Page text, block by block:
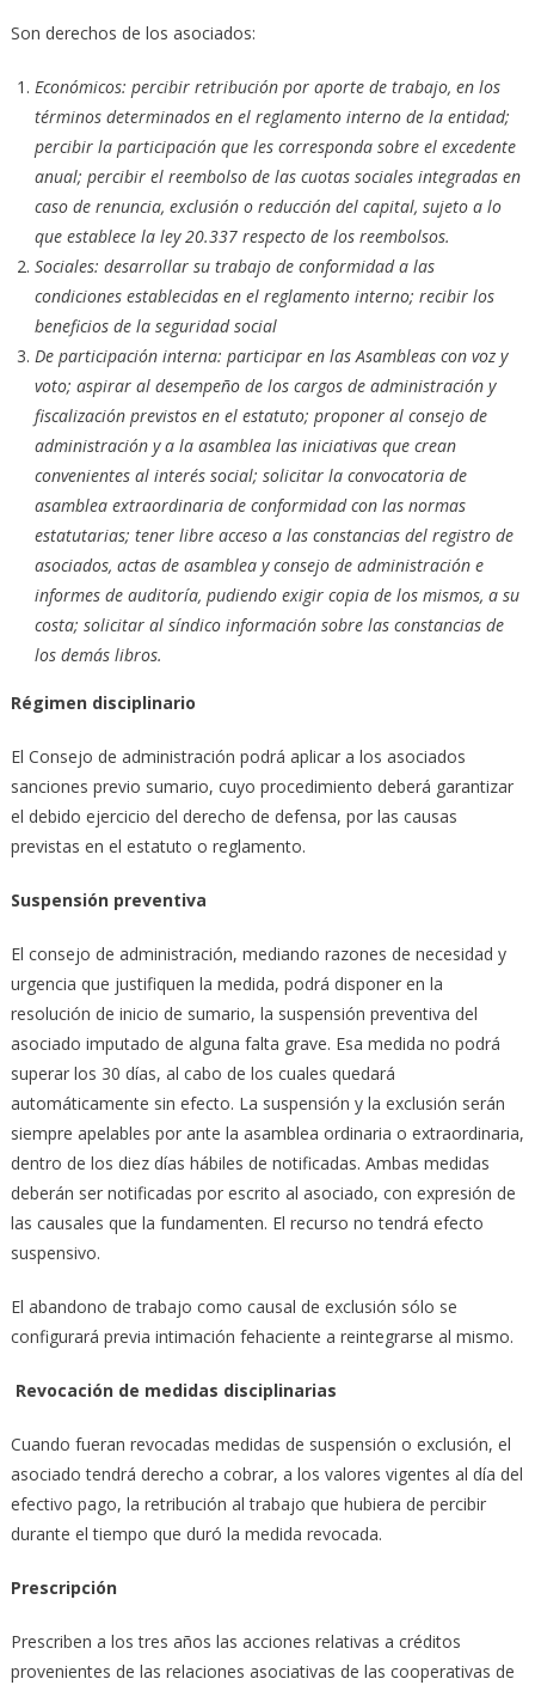
Son derechos de los asociados:
Económicos: percibir retribución por aporte de trabajo, en los
términos determinados en el reglamento interno de la entidad;
percibir la participación que les corresponda sobre el excedente
anual; percibir el reembolso de las cuotas sociales integradas en
caso de renuncia, exclusión o reducción del capital, sujeto a lo
que establece la ley 20.337 respecto de los reembolsos.
Sociales: desarrollar su trabajo de conformidad a las
condiciones establecidas en el reglamento interno; recibir los
beneficios de la seguridad social
De participación interna: participar en las Asambleas con voz y
voto; aspirar al desempeño de los cargos de administración y
fiscalización previstos en el estatuto; proponer al consejo de
administración y a la asamblea las iniciativas que crean
convenientes al interés social; solicitar la convocatoria de
asamblea extraordinaria de conformidad con las normas
estatutarias; tener libre acceso a las constancias del registro de
asociados, actas de asamblea y consejo de administración e
informes de auditoría, pudiendo exigir copia de los mismos, a su
costa; solicitar al síndico información sobre las constancias de
los demás libros.
Régimen disciplinario
El Consejo de administración podrá aplicar a los asociados
sanciones previo sumario, cuyo procedimiento deberá garantizar
el debido ejercicio del derecho de defensa, por las causas
previstas en el estatuto o reglamento.
Suspensión preventiva
El consejo de administración, mediando razones de necesidad y
urgencia que justifiquen la medida, podrá disponer en la
resolución de inicio de sumario, la suspensión preventiva del
asociado imputado de alguna falta grave. Esa medida no podrá
superar los 30 días, al cabo de los cuales quedará
automáticamente sin efecto. La suspensión y la exclusión serán
siempre apelables por ante la asamblea ordinaria o extraordinaria,
dentro de los diez días hábiles de notificadas. Ambas medidas
deberán ser notificadas por escrito al asociado, con expresión de
las causales que la fundamenten. El recurso no tendrá efecto
suspensivo.
El abandono de trabajo como causal de exclusión sólo se
configurará previa intimación fehaciente a reintegrarse al mismo.
Revocación de medidas disciplinarias
Cuando fueran revocadas medidas de suspensión o exclusión, el
asociado tendrá derecho a cobrar, a los valores vigentes al día del
efectivo pago, la retribución al trabajo que hubiera de percibir
durante el tiempo que duró la medida revocada.
Prescripción
Prescriben a los tres años las acciones relativas a créditos
provenientes de las relaciones asociativas de las cooperativas de